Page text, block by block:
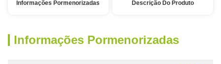
Informações Pormenorizadas Descrição Do Produto
Informações Pormenorizadas